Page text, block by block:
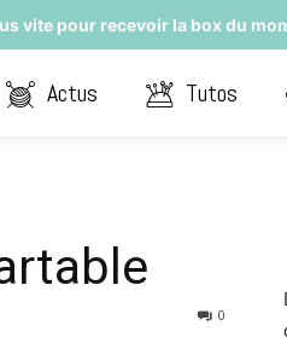
vite pour recevoir la box du
Actus Tutos
0